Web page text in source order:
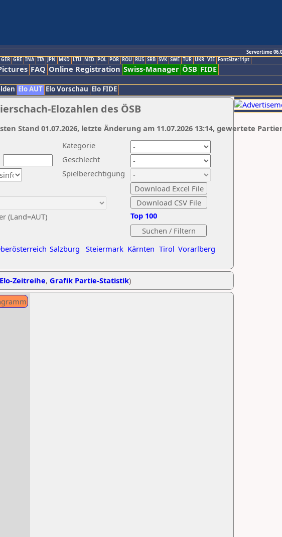
Servertime
GER GRE INA ITA JPN MKD LTU NED POL POR ROU RUS SRB SVK SWE TUR UKR VIE FontSize:11pt
FAQ Online Registration Swiss-Manager ÖSB FIDE
Elo AUT Elo Vorschau Elo FIDE
Elozahlen des ÖSB
Kategorie
Geschlecht
(Land=AUT)
Spielberechtigung
Salzburg Steiermark Kärnten Tirol Vorarlberg
Top 100
Stand 01.07.2026, letzte Änderung am 11.07.2026 13:14, gewertete
Zeitreihe, Grafik Partie-Statistik)